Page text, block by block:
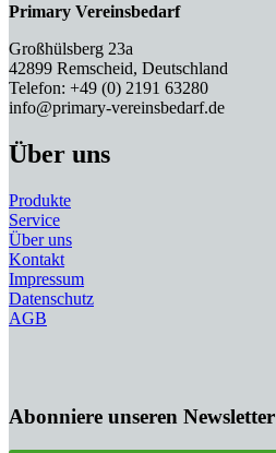
Primary Vereinsbedarf
Großhülsberg 23a
42899 Remscheid, Deutschland
Telefon: +49 (0) 2191 63280
info@primary-vereinsbedarf.de
Über uns
Produkte
Service
Über uns
Kontakt
Impressum
Datenschutz
AGB
Abonniere unseren Newsletter